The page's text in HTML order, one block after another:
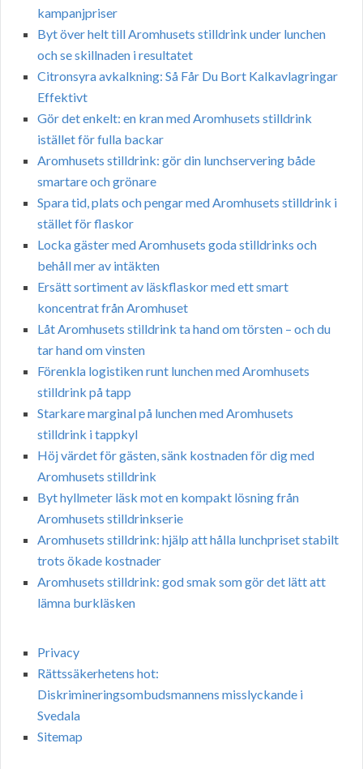
kampanjpriser
Byt över helt till Aromhusets stilldrink under lunchen
och se skillnaden i resultatet
Citronsyra avkalkning: Så Får Du Bort Kalkavlagringar
Effektivt
Gör det enkelt: en kran med Aromhusets stilldrink
istället för fulla backar
Aromhusets stilldrink: gör din lunchservering både
smartare och grönare
Spara tid, plats och pengar med Aromhusets stilldrink i
stället för flaskor
Locka gäster med Aromhusets goda stilldrinks och
behåll mer av intäkten
Ersätt sortiment av läskflaskor med ett smart
koncentrat från Aromhuset
Låt Aromhusets stilldrink ta hand om törsten – och du
tar hand om vinsten
Förenkla logistiken runt lunchen med Aromhusets
stilldrink på tapp
Starkare marginal på lunchen med Aromhusets
stilldrink i tappkyl
Höj värdet för gästen, sänk kostnaden för dig med
Aromhusets stilldrink
Byt hyllmeter läsk mot en kompakt lösning från
Aromhusets stilldrinkserie
Aromhusets stilldrink: hjälp att hålla lunchpriset stabilt
trots ökade kostnader
Aromhusets stilldrink: god smak som gör det lätt att
lämna burkläsken
Privacy
Rättssäkerhetens hot:
Diskrimineringsombudsmannens misslyckande i
Svedala
Sitemap